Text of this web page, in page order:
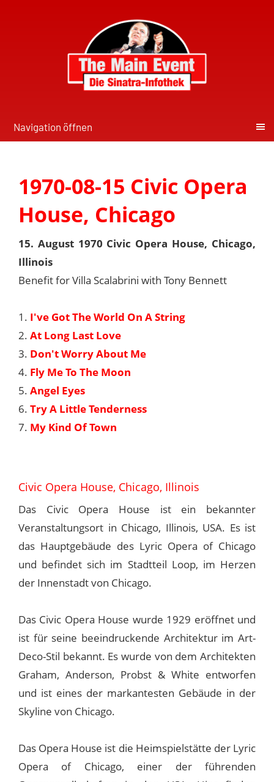
Navigation öffnen
1970-08-15 Civic Opera
House, Chicago
15. August 1970 Civic Opera House, Chicago,
Illinois
Benefit for Villa Scalabrini with Tony Bennett
1. I've Got The World On A String
2. At Long Last Love
3. Don't Worry About Me
4. Fly Me To The Moon
5. Angel Eyes
6. Try A Little Tenderness
7. My Kind Of Town
Civic Opera House, Chicago, Illinois
Das Civic Opera House ist ein bekannter
Veranstaltungsort in Chicago, Illinois, USA. Es ist
das Hauptgebäude des Lyric Opera of Chicago
und befindet sich im Stadtteil Loop, im Herzen
der Innenstadt von Chicago.
Das Civic Opera House wurde 1929 eröffnet und
ist für seine beeindruckende Architektur im Art-
Deco-Stil bekannt. Es wurde von dem Architekten
Graham, Anderson, Probst & White entworfen
und ist eines der markantesten Gebäude in der
Skyline von Chicago.
Das Opera House ist die Heimspielstätte der Lyric
Opera of Chicago, einer der führenden